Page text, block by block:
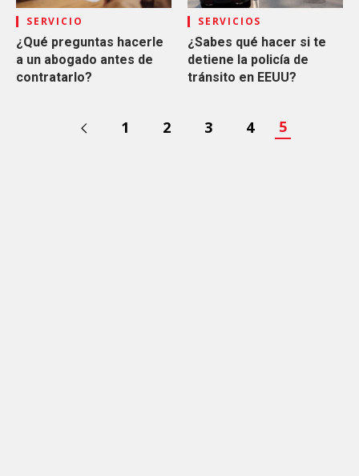
SERVICIO
¿Qué preguntas hacerle
a un abogado antes de
contratarlo?
SERVICIOS
¿Sabes qué hacer si te
detiene la policía de
tránsito en EEUU?
1 2 3 4 5